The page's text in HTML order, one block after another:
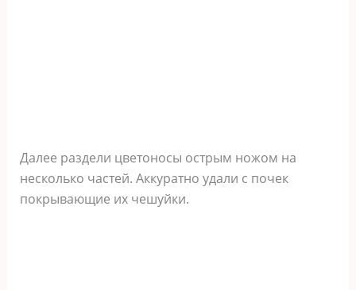
Далее раздели цветоносы острым ножом на
несколько частей. Аккуратно удали с почек
покрывающие их чешуйки.